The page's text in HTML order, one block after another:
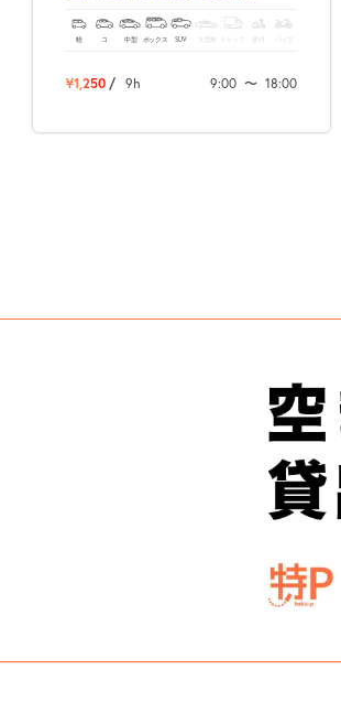
軽 コ 中型 ボックス SUV 大型車 トラック バイク
¥1,250 / 9h 9:00 〜 18:00